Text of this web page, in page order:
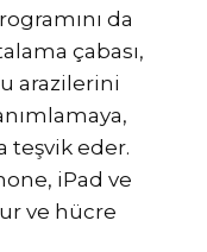
da
çabası,
arazilerini
teşvik eder.
iPad ve
ve hücre